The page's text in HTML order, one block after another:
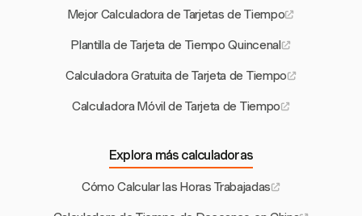
Mejor Calculadora de Tarjetas de Tiempo
Plantilla de Tarjeta de Tiempo Quincenal
Calculadora Gratuita de Tarjeta de Tiempo
Calculadora Móvil de Tarjeta de Tiempo
Explora más calculadoras
Cómo Calcular las Horas Trabajadas